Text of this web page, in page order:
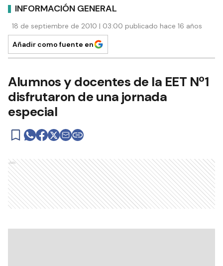
INFORMACIÓN GENERAL
18 de septiembre de 2010 | 03:00 publicado hace 16 años
Añadir como fuente en
Alumnos y docentes de la EET Nº1
disfrutaron de una jornada
especial
Ads